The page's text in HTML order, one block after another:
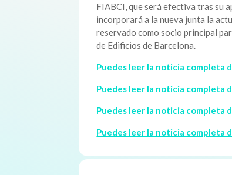
FIABCI, que será efectiva tras su
incorporará a la nueva junta la
reservado como socio principal
de Edificios de Barcelona.
Puedes leer la noticia completa
Puedes leer la noticia completa
Puedes leer la noticia completa
Puedes leer la noticia completa